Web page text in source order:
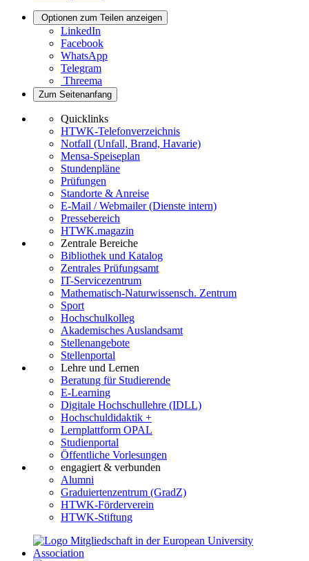
Optionen zum Teilen anzeigen
LinkedIn
Facebook
WhatsApp
Telegram
Threema
Zum Seitenanfang
Quicklinks
HTWK-Telefonverzeichnis
Notfall (Unfall, Brand, Havarie)
Mensa-Speiseplan
Stundenpläne
Prüfungen
Standorte & Anreise
E-Mail / Webmailer (Dienste intern)
Pressebereich
HTWK.magazin
Zentrale Bereiche
Bibliothek und Katalog
Zentrales Prüfungsamt
IT-Servicezentrum
Mathematisch-Naturwissensch. Zentrum
Sport
Hochschulkolleg
Akademisches Auslandsamt
Stellenangebote
Stellenportal
Lehre und Lernen
Beratung für Studierende
E-Learning
Digitale Hochschullehre (IDLL)
Hochschuldidaktik +
Lernplattform OPAL
Studienportal
Öffentliche Vorlesungen
engagiert & verbunden
Alumni
Graduiertenzentrum (GradZ)
HTWK-Förderverein
HTWK-Stiftung